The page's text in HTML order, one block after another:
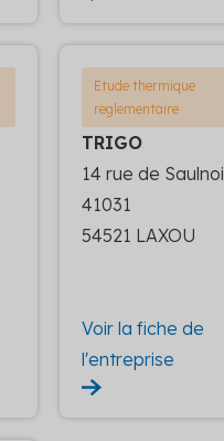
Etude thermique
reglementaire
TRIGO
14 rue de
41031
54521 LAXOU
Voir la fiche de
l'entreprise